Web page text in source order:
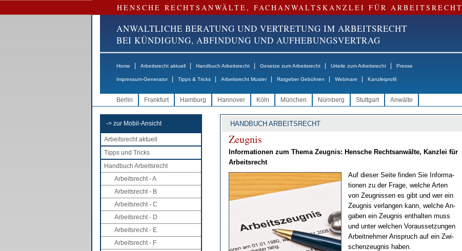
HENSCHE RECHTSANWÄLTE, FACHANWALTSKANZLEI FÜR ARBEITSRECHT
ANWALTLICHE BERATUNG UND VERTRETUNG IM ARBEITSRECHT
BEI KÜNDIGUNG, ABFINDUNG UND AUFHEBUNGSVERTRAG
Home Arbeitsrecht aktuell Handbuch Arbeitsrecht Gesetze zum Arbeitsrecht Urteile zum Arbeitsrecht Presse
Impressum-Generator Tipps & Tricks Arbeitsrecht Muster Ratgeber Gebühren Webinare Kanzleiprofil
Berlin Frankfurt Hamburg Hannover Köln München Nürnberg Stuttgart Anwälte
-> zur Mobil-Ansicht
Arbeitsrecht aktuell
Tipps und Tricks
Handbuch Arbeitsrecht
Arbeitsrecht - A
Arbeitsrecht - B
Arbeitsrecht - C
Arbeitsrecht - D
Arbeitsrecht - E
Arbeitsrecht - F
HANDBUCH ARBEITSRECHT
Zeug­nis
In­for­ma­tio­nen zum The­ma Zeug­nis: Hen­sche Rechts­an­wäl­te, Kanz­lei für
Ar­beits­recht
Auf die­ser Sei­te fin­den Sie In­for­ma­
tio­nen zu der Fra­ge, wel­che Ar­ten
von Zeug­nis­sen es gibt und wer ein
Zeug­nis ver­lan­gen kann, wel­che An­
ga­ben ein Zeug­nis ent­hal­ten muss
und un­ter wel­chen Vor­aus­set­zun­gen
Ar­beit­neh­mer An­spruch auf ein Zwi­
schen­zeug­nis ha­ben.